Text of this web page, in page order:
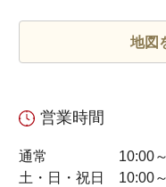
地図
営業時間
通常
10:00
土・日・祝日
10:00